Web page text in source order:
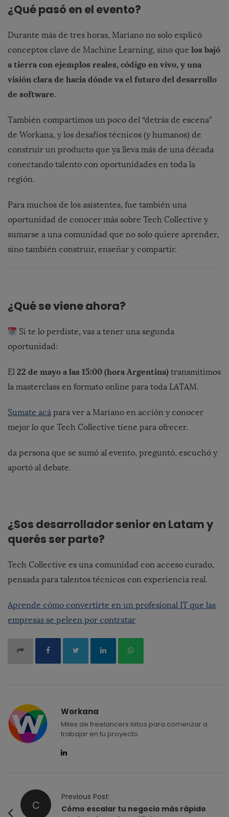
¿Quépasó en el evento?
Durante más de tres horas, Mariano no solo explicó
conceptos clave de Machine Learning, sino que los bajó
a tierra con ejemplos reales, código en vivo, y una
visión clara de hacia dónde va el futuro del desarrollo
de software.
También compartimos un poco del “detrás de escena”
de Workana, ylos desafíos técnicos (yhumanos) de
construir un producto que ya lleva más de una década
conectando talento con oportunidades en toda la
región.
Para muchos de los asistentes, fue también una
oportunidad de conocer más sobre Tech Collective y
sumarse a una comunidad que no solo quiere aprender,
sino también construir, enseñar ycompartir.
¿Quésevieneahora?
Siteloperdiste,vasateneruna segunda
oportunidad:
El 22 de mayo a las 15:00 (hora Argentina) transmitimos
la masterclass en formato online para toda LATAM.
Sumate acá para ver a Mariano en acción yconocer
mejor lo que Tech Collective tiene para ofrecer.
da persona que se sumó al evento, preguntó, escuchó y
aportó al debate.
¿Sos desarrolladorsenioren Latamy
querés serparte?
Tech Collective es una comunidad con acceso curado,
pensada para talentos técnicos con experiencia real.
Aprende cómo convertirte en un profesional IT que las
empresas se peleen por contratar
Workana
Miles de freelancers listos para comenzar a
trabajar en tu proyecto.
C
Previous Post:
Cómo escalar tu negocio más rápido